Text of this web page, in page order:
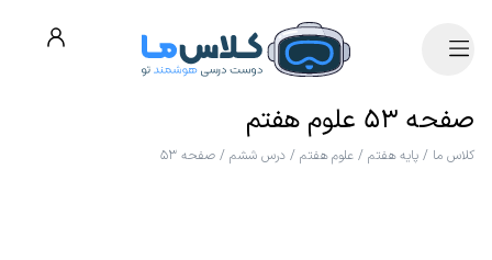
صفحه ۵۳ علوم هفتم
کلاس ما / پایه هفتم / علوم هفتم / درس ششم / صفحه ۵۳